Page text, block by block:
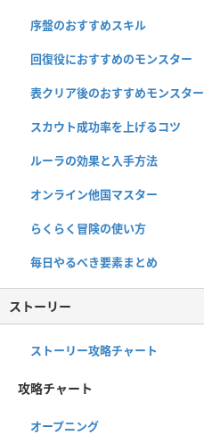
序盤のおすすめスキル
回復役におすすめのモンスター
表クリア後のおすすめモンスター
スカウト成功率を上げるコツ
ルーラの効果と入手方法
オンライン他国マスター
らくらく冒険の使い方
毎日やるべき要素まとめ
ストーリー
ストーリー攻略チャート
攻略チャート
オープニング